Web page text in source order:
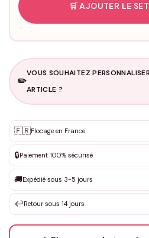
🛒 AJOUTER LE
✏️
VOUS SOUHAITEZ
ARTICLE ?
✨ Personnalisation sur mesure
DEVIS GRATUIT · Personnalisation
Que souhaitez-vous ?*
Votre texte / idée*
🇫🇷Flocage en France
🔒Paiement 100% sécurisé
🚚Expédié sous 3-5 jours
↩️Retour sous 14 jours